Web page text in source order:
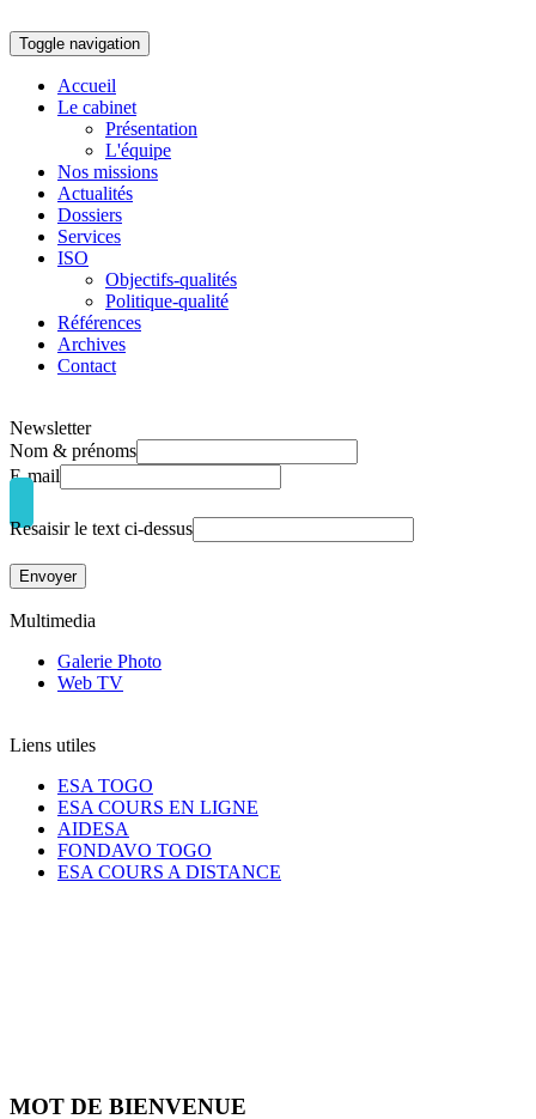
Toggle navigation
Accueil
Le cabinet
Présentation
L'équipe
Nos missions
Actualités
Dossiers
Services
ISO
Objectifs-qualités
Politique-qualité
Références
Archives
Contact
Newsletter
Nom & prénoms
E-mail
Resaisir le text ci-dessus
Multimedia
Galerie Photo
Web TV
Liens utiles
ESA TOGO
ESA COURS EN LIGNE
AIDESA
FONDAVO TOGO
ESA COURS A DISTANCE
MOT DE BIENVENUE